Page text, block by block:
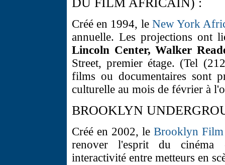
Créé en 1994, le New York
annuelle. Les projections ont
Lincoln Center, Walker
Street, premier étage. (Tel
films ou documentaires sont
culturelle au mois de février à
BROOKLYN
Créé en 2002, leBrooklyn Film
renover l'esprit du cinéma
interactivité entre metteurs en